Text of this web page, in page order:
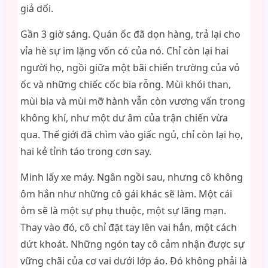
giả dối.
Gần 3 giờ sáng. Quán ốc đã dọn hàng, trả lại cho
vỉa hè sự im lặng vốn có của nó. Chỉ còn lại hai
người họ, ngồi giữa một bãi chiến trường của vỏ
ốc và những chiếc cốc bia rỗng. Mùi khói than,
mùi bia và mùi mỡ hành vẫn còn vương vấn trong
không khí, như một dư âm của trận chiến vừa
qua. Thế giới đã chìm vào giấc ngủ, chỉ còn lại họ,
hai kẻ tỉnh táo trong cơn say.
Minh lấy xe máy. Ngân ngồi sau, nhưng cô không
ôm hắn như những cô gái khác sẽ làm. Một cái
ôm sẽ là một sự phụ thuộc, một sự lãng mạn.
Thay vào đó, cô chỉ đặt tay lên vai hắn, một cách
dứt khoát. Những ngón tay cô cảm nhận được sự
vững chãi của cơ vai dưới lớp áo. Đó không phải là